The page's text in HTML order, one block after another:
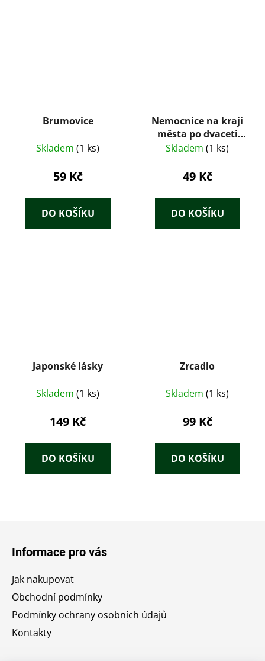
Brumovice
Skladem (1 ks)
59 Kč
DO KOŠÍKU
Nemocnice na kraji
města po dvaceti
letech : televizní
stejnojmenného
Skladem (1 ks)
49 Kč
DO KOŠÍKU
Japonské lásky
Skladem (1 ks)
149 Kč
DO KOŠÍKU
Zrcadlo
Skladem (1 ks)
99 Kč
DO KOŠÍKU
Informace pro vás
Jak nakupovat
Obchodní podmínky
Podmínky ochrany osobních údajů
Kontakty